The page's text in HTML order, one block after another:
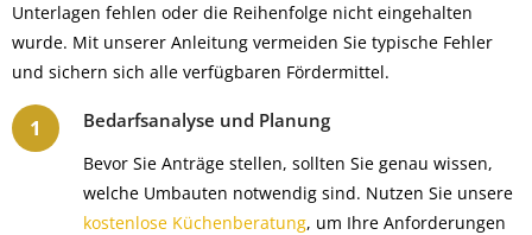
Unterlagen fehlen oder die Reihenfolge nicht eingehalten
wurde. Mit unserer Anleitung vermeiden Sie typische Fehler
und sichern sich alle verfügbaren Fördermittel.
Bedarfsanalyse und Planung
Bevor Sie Anträge stellen, sollten Sie genau wissen,
welche Umbauten notwendig sind. Nutzen Sie unsere
kostenlose Küchenberatung, um Ihre Anforderungen